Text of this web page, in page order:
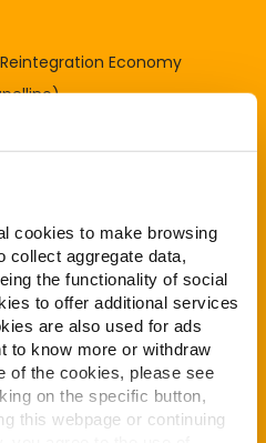
cookies to make browsing
aggregate data,
the functionality of social
to offer additional services
are also used for ads
to know more or withdraw
of the cookies, please see
on the specific button,
this webpage or continuing
Economy
miei dati e dichiaro di aver
*